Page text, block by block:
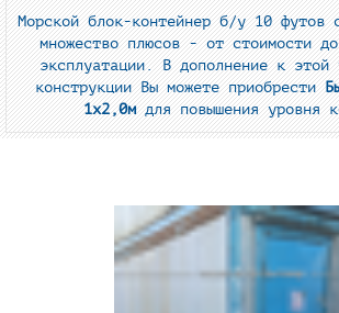
Морской блок-контейнер б/у 10 футов
множество плюсов - от стоимости до
эксплуатации. В дополнение к этой
конструкции Вы можете приобрести
1х2,0мдля повышения уровня